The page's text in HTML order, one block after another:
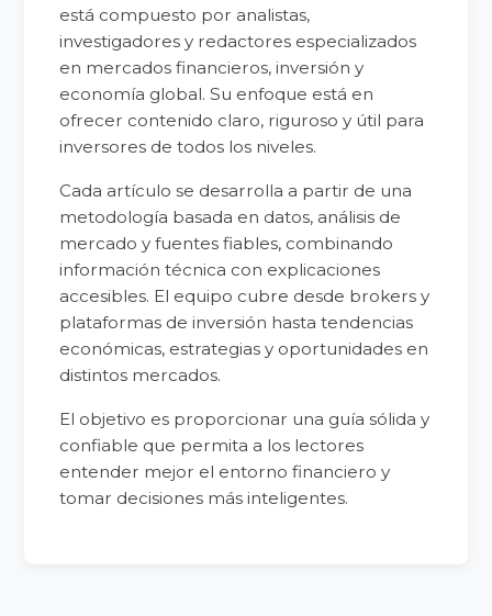
está compuesto por analistas,
investigadores y redactores especializados
en mercados financieros, inversión y
economía global. Su enfoque está en
ofrecer contenido claro, riguroso y útil para
inversores de todos los niveles.
Cada artículo se desarrolla a partir de una
metodología basada en datos, análisis de
mercado y fuentes fiables, combinando
información técnica con explicaciones
accesibles. El equipo cubre desde brokers y
plataformas de inversión hasta tendencias
económicas, estrategias y oportunidades en
distintos mercados.
El objetivo es proporcionar una guía sólida y
confiable que permita a los lectores
entender mejor el entorno financiero y
tomar decisiones más inteligentes.